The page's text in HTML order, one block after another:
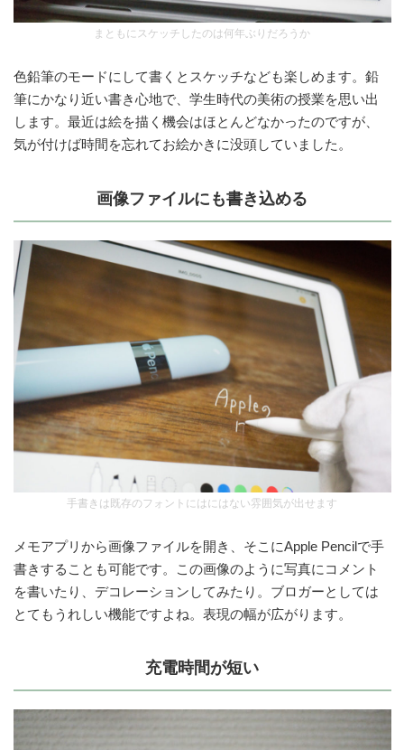
まともにスケッチしたのは何年ぶりだろうか
色鉛筆のモードにして書くとスケッチなども楽しめます。鉛
筆にかなり近い書き心地で、学生時代の美術の授業を思い出
します。最近は絵を描く機会はほとんどなかったのですが、
気が付けば時間を忘れてお絵かきに没頭していました。
画像ファイルにも書き込める
手書きは既存のフォントにはにはない雰囲気が出せます
メモアプリから画像ファイルを開き、そこにApple Pencilで手
書きすることも可能です。この画像のように写真にコメント
を書いたり、デコレーションしてみたり。ブロガーとしては
とてもうれしい機能ですよね。表現の幅が広がります。
充電時間が短い